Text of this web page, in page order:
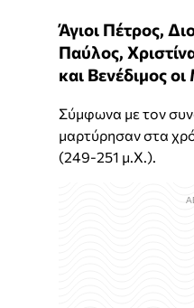
Άγιοι Πέτρος,
Παύλος,
και Βενέδιμος
Σύμφωνα με τον
μαρτύρησαν στα
(249-251 μ.Χ.).